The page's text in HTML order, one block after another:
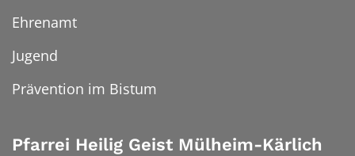
Ehrenamt
Jugend
Prävention im Bistum
Pfarrei Heilig Geist Mülheim-Kärlich